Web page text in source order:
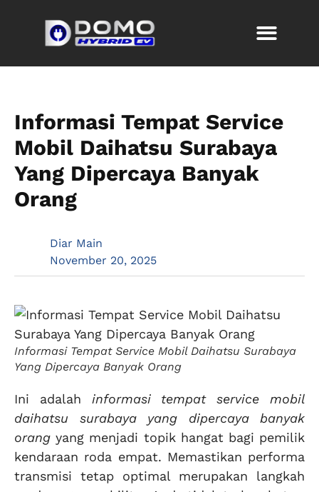
Informasi Tempat Service
Mobil Daihatsu Surabaya
Yang Dipercaya Banyak
Orang
Diar Main
November 20, 2025
Informasi Tempat Service Mobil Daihatsu Surabaya
Yang Dipercaya Banyak Orang
Ini adalah informasi tempat service mobil
daihatsu surabaya yang dipercaya banyak
orang yang menjadi topik hangat bagi pemilik
kendaraan roda empat. Memastikan performa
transmisi tetap optimal merupakan langkah